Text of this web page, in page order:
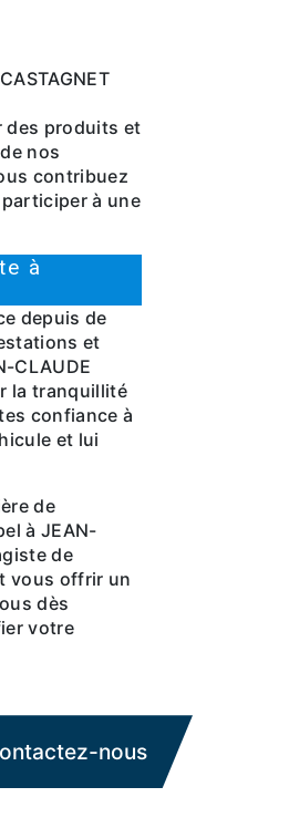
des produits et
nos
contribuez
à une
à
depuis de
et
CLAUDE
la tranquillité
confiance à
et lui
de
à JEAN-
de
vous offrir un
dès
votre
nous